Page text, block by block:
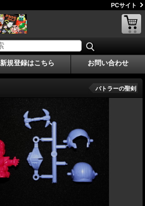
PCサイト
新規登録はこちら お問い合わせ
バトラーの聖剣